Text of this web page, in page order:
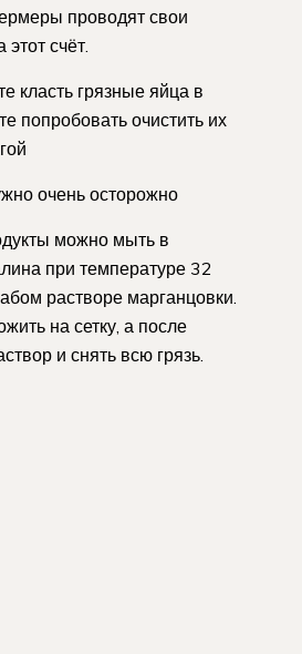
проводят свои
счёт.
класть грязные яйца в
попробовать очистить их
очень осторожно
можно мыть в
при температуре 32
растворе марганцовки.
на сетку, а после
и снять всю грязь.